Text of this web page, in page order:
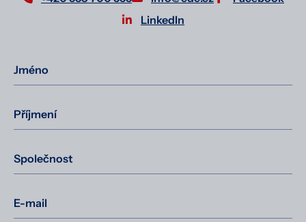
LinkedIn
Jméno
Příjmení
Společnost
E-mail